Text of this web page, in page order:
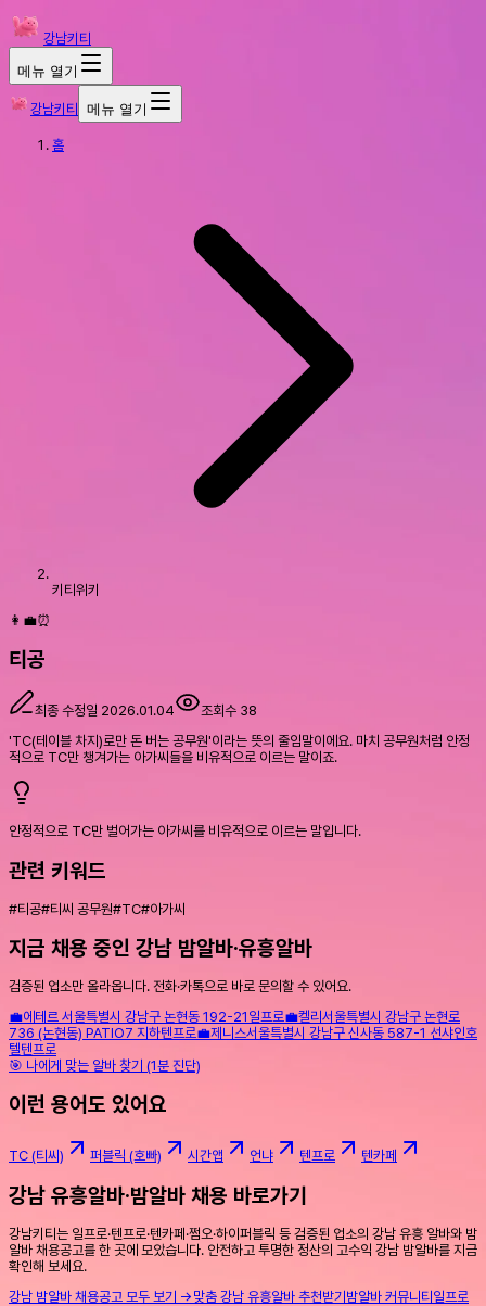
강남키티
메뉴 열기
강남키티 메뉴 열기
홈
키티위키
👩‍💼⏰
티공
최종 수정일 2026.01.04 조회수 38
'TC(테이블 차지)로만 돈 버는 공무원'이라는 뜻의 줄임말이에요. 마치 공무원처럼 안정
적으로 TC만 챙겨가는 아가씨들을 비유적으로 이르는 말이죠.
안정적으로 TC만 벌어가는 아가씨를 비유적으로 이르는 말입니다.
관련 키워드
#티공#티씨 공무원#TC#아가씨
지금 채용 중인 강남 밤알바·유흥알바
검증된 업소만 올라옵니다. 전화·카톡으로 바로 문의할 수 있어요.
💼에테르 서울특별시 강남구 논현동 192-21 일프로💼켈리 서울특별시 강남구 논현로
736 (논현동) PATIO7 지하텐프로💼제니스서울특별시 강남구 신사동 587-1 선샤인호
텔텐프로
🎯 나에게 맞는 알바 찾기 (1분 진단)
이런 용어도 있어요
TC (티씨) 퍼블릭 (호빠) 시간앱 언냐 텐프로 텐카페
강남 유흥알바·밤알바 채용 바로가기
강남키티는 일프로·텐프로·텐카페·쩜오·하이퍼블릭 등 검증된 업소의 강남 유흥 알바와 밤
알바 채용공고를 한 곳에 모았습니다. 안전하고 투명한 정산의 고수익 강남 밤알바를 지금
확인해 보세요.
강남 밤알바 채용공고 모두 보기 → 맞춤 강남 유흥알바 추천받기밤알바 커뮤니티일프로